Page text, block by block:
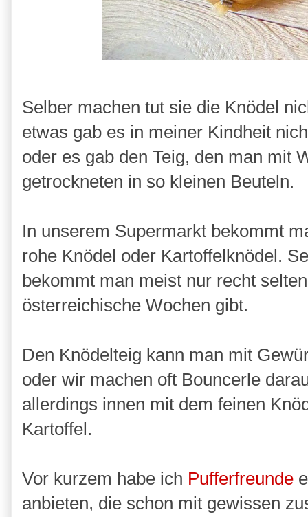
Selber machen tut sie die Knödel
etwas gab es in meiner Kindheit
oder es gab den Teig, den man mit
getrockneten in so kleinen Beuteln.
In unserem Supermarkt bekommt
rohe Knödel oder Kartoffelknödel.
bekommt man meist nur recht
österreichische Wochen gibt.
Den Knödelteig kann man mit
oder wir machen oft Bouncerle
allerdings innen mit dem feinen
Kartoffel.
Vor kurzem habe ich Pufferfreunde
anbieten, die schon mit gewissen